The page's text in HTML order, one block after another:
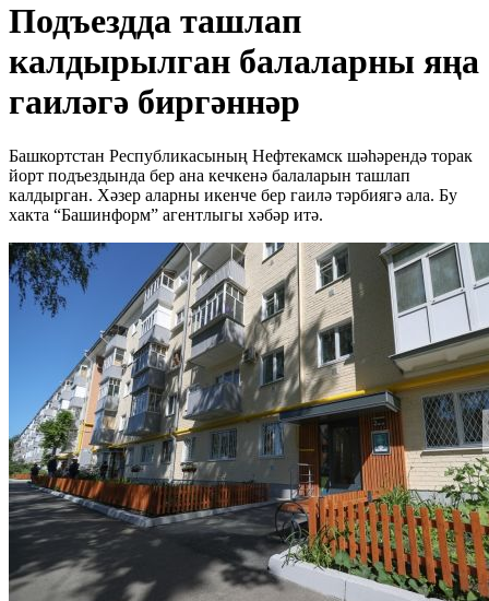
Подъездда ташлап
калдырылган балаларны яңа
гаиләгә биргәннәр
Башкортстан Республикасының Нефтекамск шәһәрендә торак
йорт подъездында бер ана кечкенә балаларын ташлап
калдырган. Хәзер аларны икенче бер гаилә тәрбиягә ала. Бу
хакта “Башинформ” агентлыгы хәбәр итә.